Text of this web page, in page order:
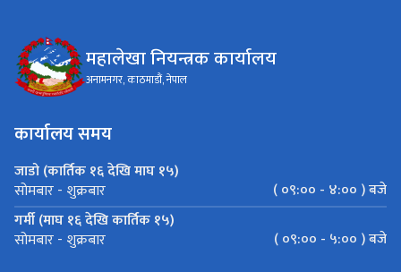
महालेखा नियन्त्रक कार्यालय
अनामनगर, काठमाडौं, नेपाल
कार्यालय समय
जाडो (कार्तिक १६ देखि माघ १५)
सोमबार - शुक्रबार
( ०९:०० - ४:०० ) बजे
गर्मी (माघ १६ देखि कार्तिक १५)
सोमबार - शुक्रबार ( ०९:०० - ५:०० ) बजे